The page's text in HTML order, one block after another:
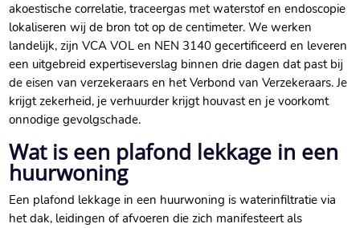
akoestische correlatie, traceergas met waterstof en endoscopie
lokaliseren wij de bron tot op de centimeter.​ We werken
landelijk, zijn VCA VOL en NEN 3140 gecertificeerd en leveren
een uitgebreid expertiseverslag binnen drie dagen dat past bij
de eisen van verzekeraars en het Verbond van Verzekeraars.​ Je
krijgt zekerheid, je verhuurder krijgt houvast en je voorkomt
onnodige gevolgschade.​
Wat is een plafond lekkage in een
huurwoning
Een plafond lekkage in een huurwoning is waterinfiltratie via
het dak, leidingen of afvoeren die zich manifesteert als